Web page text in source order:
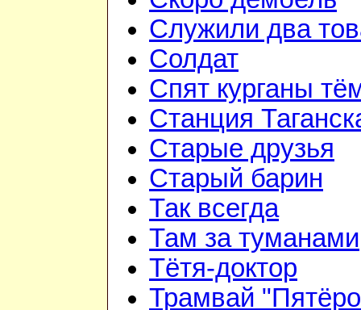
Служили два
Солдат
Спят курганы
Станция
Старые друзья
Старый барин
Так всегда
Там за туманами
Тётя-доктор
Трамвай